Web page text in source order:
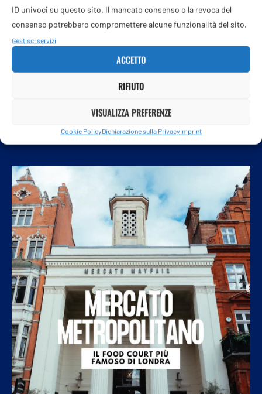
ID univoci su questo sito. Il mancato consenso o la revoca del
consenso potrebbero compromettere alcune funzionalità del sito.
Gestisci servizi
ACCETTO
RIFIUTO
VISUALIZZA PREFERENZE
Cookie PolicyDichiarazione sulla PrivacyImprint
«Rischio terrorismo islamista a Ceuta è
dell’intelligence italiana
9 Agosto 2026
linea sui migranti: ripartono i trasferimenti
9 Agosto 2026